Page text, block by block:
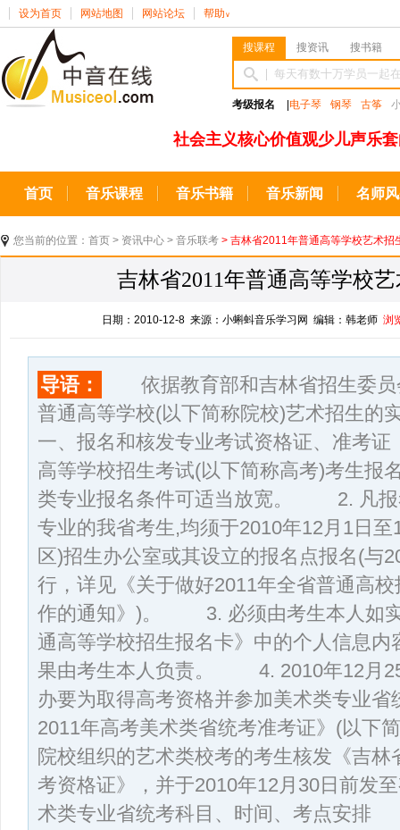
设为首页 网站地图 网站论坛 帮助 ∨
搜课程 搜资讯 搜书籍
考级报名 电子琴 钢琴 古筝
社会主义核心价值观少儿声乐
首页 音乐课程 音乐书籍 音乐新闻 名师
您当前的位置： 首页 > 资讯中心 > 音乐联考 > 吉林省2011年普通高等学校艺术招
吉林省2011年普通高等学校
日期：2010-12-8 来源：小蝌蚪音乐学习网 编辑：韩老师浏
导语：
依据教育部和吉林省招生委员
普通高等学校(以下简称院校)艺术招
一、报名和核发专业考试资格证、准
高等学校招生考试(以下简称高考)考生报
类专业报名条件可适当放宽。 2. 凡报
专业的我省考生,均须于2010年12月1日
区)招生办公室或其设立的报名点报名(与
行，详见《关于做好2011年全省普通高
作的通知》)。 3. 必须由考生本人如实
通高等学校招生报名卡》中的个人信息
果由考生本人负责。 4. 2010年12月
办要为取得高考资格并参加美术类专业
2011年高考美术类省统考准考证》(以下
院校组织的艺术类校考的考生核发《吉
考资格证》，并于2010年12月30日前
术类专业省统考科目、时间、考点安